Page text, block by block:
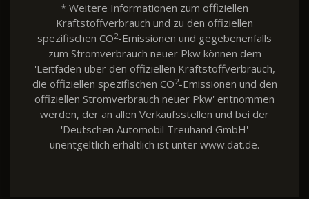
* Weitere Informationen zum offiziellen
Kraftstoffverbrauch und zu den offiziellen
spezifischen CO2-Emissionen und gegebenenfalls
zum Stromverbrauch neuer Pkw können dem
'Leitfaden über den offiziellen Kraftstoffverbrauch,
die offiziellen spezifischen CO2-Emissionen und den
offiziellen Stromverbrauch neuer Pkw' entnommen
werden, der an allen Verkaufsstellen und bei der
'Deutschen Automobil Treuhand GmbH'
unentgeltlich erhältlich ist unter www.dat.de.